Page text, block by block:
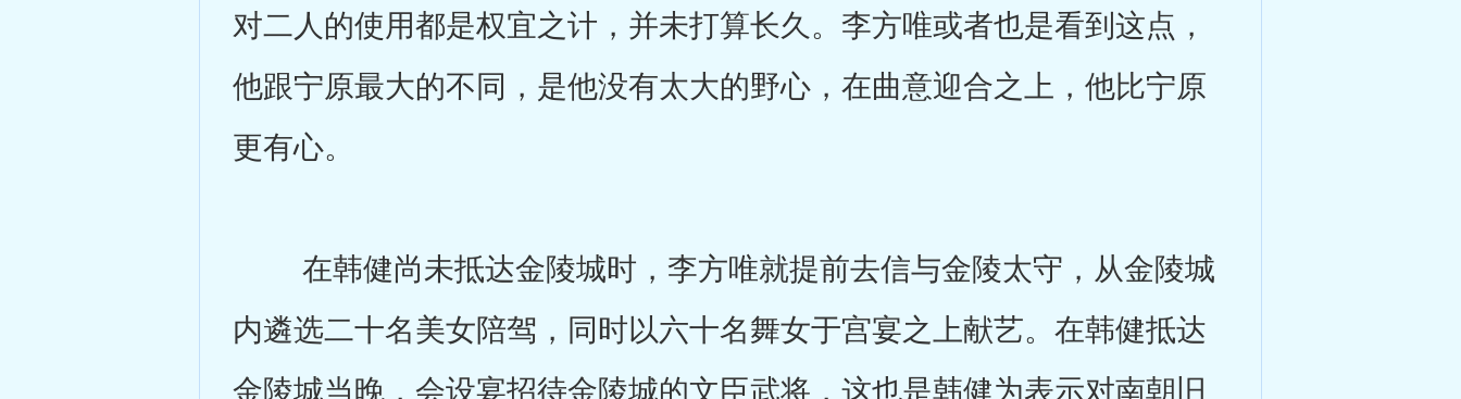
对二人的使用都是权宜之计，并未打算长久。李方唯或者也是看到这点，
他跟宁原最大的不同，是他没有太大的野心，在曲意迎合之上，他比宁原
更有心。
在韩健尚未抵达金陵城时，李方唯就提前去信与金陵太守，从金陵城
内遴选二十名美女陪驾，同时以六十名舞女于宫宴之上献艺。在韩健抵达
金陵城当晚，会设宴招待金陵城的文臣武将，这也是韩健为表示对南朝旧